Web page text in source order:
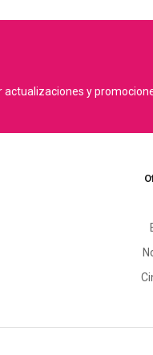
actualizaciones y